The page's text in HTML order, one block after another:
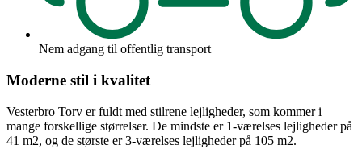
Nem adgang til offentlig transport
Moderne stil i kvalitet
Vesterbro Torv er fuldt med stilrene lejligheder, som kommer i
mange forskellige størrelser. De mindste er 1-værelses lejligheder på
41 m2, og de største er 3-værelses lejligheder på 105 m2.